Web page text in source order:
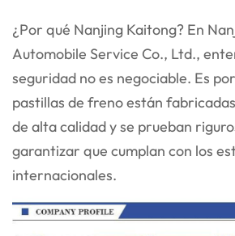
¿Por qué Nanjing Kaitong? En
Automobile Service Co., Ltd.,
seguridad no es negociable. Es
pastillas de freno están
de alta calidad y se prueban
garantizar que cumplan con los
internacionales.